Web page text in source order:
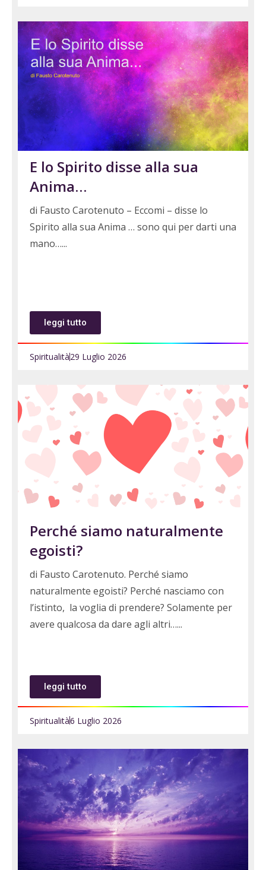
E lo Spirito disse alla sua
Anima…
di Fausto Carotenuto – Eccomi – disse lo
Spirito alla sua Anima … sono qui per darti una
mano…
leggi tutto
Spiritualità29 Luglio 2026
Perché siamo naturalmente
egoisti?
di Fausto Carotenuto. Perché siamo
naturalmente egoisti? Perché nasciamo con
l’istinto, la voglia di prendere? Solamente per
avere qualcosa da dare agli altri…
leggi tutto
Spiritualità6 Luglio 2026